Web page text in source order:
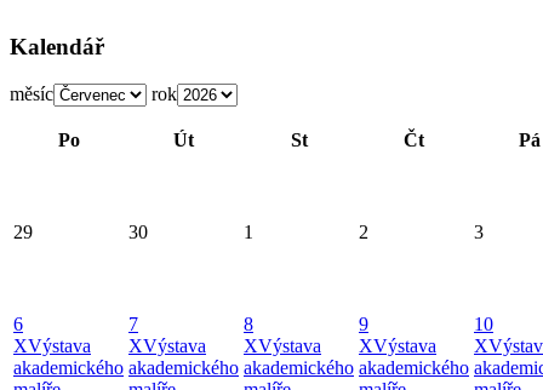
Kalendář
měsíc rok
Po Út St Čt Pá
29 30 1 2 3
6
XVýstava
akademického
7
XVýstava
akademického
8
XVýstava
akademického
9
XVýstava
akademického
10
X